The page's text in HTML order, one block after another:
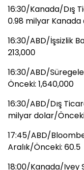
16:30/Kanada/Dış
0.98 milyar Kanada
16:30/ABD/İşsizlik
213,000
16:30/ABD/
Önceki: 1,640,000
16:30/ABD/Dış
milyar dolar/
17:45/ABD/
Aralık/Önceki: 60.5
18:00/Kanada/Ivey